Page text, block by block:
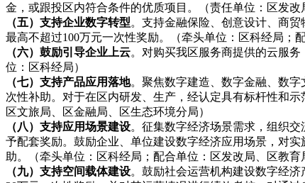
金，或跟投区内符合条件的优质项目。（责任单位：区发改
（五）支持企业数字转型。支持金融保险、创意设计、商
最高不超过100万元一次性奖励。（牵头单位：区科经局；
（六）鼓励引导企业上云。对购买我区服务商提供的云服务
位：区科经局）
（七）支持产品应用落地。聚焦数字建造、数字金融、数
次性补助。对于在区内研发、生产，经认定具有标杆性和
区文旅局、区金融局、区生态环境分局）
（八）支持应用场景建设。征集数字经济场景需求，组织
予配套奖励。鼓励企业、单位建设数字经济应用场景，对
助。（牵头单位：区科经局；配合单位：区发改局、区教
（九）支持空间载体建设。鼓励社会运营机构建设数字经